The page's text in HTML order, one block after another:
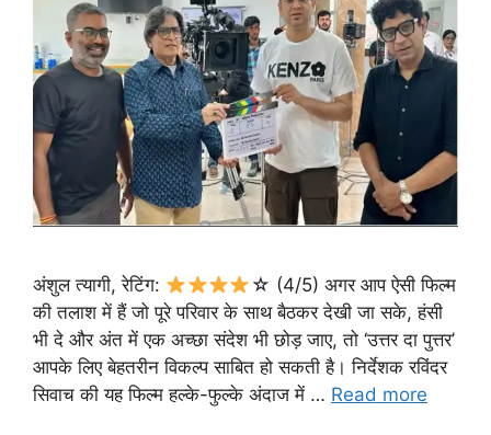
अंशुल त्यागी, रेटिंग:
☆ (4/5) अगर आप ऐसी फिल्म
की तलाश में हैं जो पूरे परिवार के साथ बैठकर देखी जा सके, हंसी
भी दे और अंत में एक अच्छा संदेश भी छोड़ जाए, तो ‘उत्तर दा पुत्तर’
आपके लिए बेहतरीन विकल्प साबित हो सकती है। निर्देशक रविंदर
सिवाच की यह फिल्म हल्के-फुल्के अंदाज में … Read more